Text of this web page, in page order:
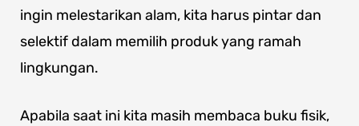
ingin melestarikan alam, kita harus pintar dan
selektif dalam memilih produk yang ramah
lingkungan.
Apabila saat ini kita masih membaca buku fisik,